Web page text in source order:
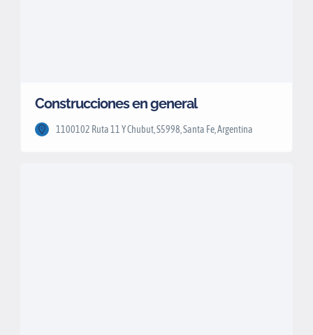
Construcciones en general
1100102 Ruta 11 Y Chubut, S5998, Santa Fe, Argentina